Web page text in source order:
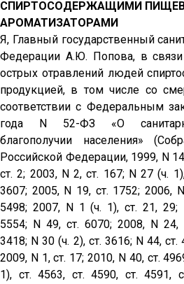
СПИРТОСОДЕРЖАЩИМИ
АРОМАТИЗАТОРАМИ
Я, Главный государственный
Федерации А.Ю. Попова, в
острых отравлений людей
продукцией, в том числе со
соответствии с Федеральным
года
N
52-ФЗ «О
благополучии населения»
Российской Федерации, 1999, N
ст. 2; 2003, N 2, ст. 167; N 27 (ч.
3607; 2005, N 19, ст. 1752; 2006, N
5498; 2007, N 1 (ч. 1), ст. 21, 29;
5554; N 49, ст. 6070; 2008, N 24,
3418; N 30 (ч. 2), ст. 3616; N 44, ст.
2009, N 1, ст. 17; 2010, N 40, ст.
1), ст. 4563, ст. 4590, ст. 4591,